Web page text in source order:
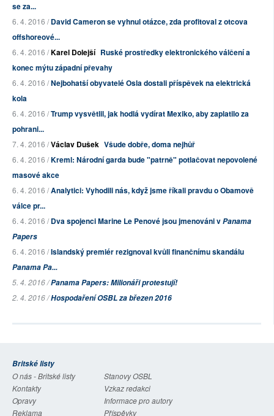
se za...
6. 4. 2016 /David Cameron se vyhnul otázce, zda profitoval z otcova
offshoreové...
6. 4. 2016 /Karel Dolejší Ruské prostředky elektronického válčení a
konec mýtu západní převahy
6. 4. 2016 /Nejbohatší obyvatelé Osla dostali příspěvek na elektrická
kola
6. 4. 2016 /Trump vysvětlil, jak hodlá vydírat Mexiko, aby zaplatilo za
pohrani...
7. 4. 2016 /Václav Dušek Všude dobře, doma nejhůř
6. 4. 2016 /Kreml: Národní garda bude "patrně" potlačovat nepovolené
masové akce
6. 4. 2016 /Analytici: Vyhodili nás, když jsme říkali pravdu o Obamově
válce pr...
6. 4. 2016 /Dva spojenci Marine Le Penové jsou jmenováni vPanama
Papers
6. 4. 2016 /Islandský premiér rezignoval kvůli finančnímu skandálu
Panama Pa...
5. 4. 2016 /Panama Papers: Milionáři protestují!
2. 4. 2016 /Hospodaření OSBL za březen 2016
Britské listy
O nás - Britské listy
Stanovy OSBL
Kontakty
Vzkaz redakci
Opravy
Informace pro autory
Reklama
Příspěvky